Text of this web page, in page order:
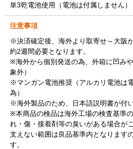
単3乾電池使用（電池は付属しません）
注意事項
※決済確定後、海外より取寄せ～大阪
約2週間必要となります。
※海外から個別発送の為、外箱に凹み
象外）
※マンガン電池推奨（アルカリ電池は
為）
※海外製品のため、日本語説明書が付
※本商品の検品は海外工場の検査基準
れ・傷・接着剤等の臭いがある場合が
支えない範囲は良品基準内となります
す。